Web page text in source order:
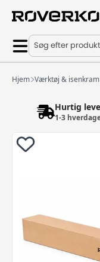
Søg efter produkt
Hjem Værktøj & isenkram
Hurtig
1-3